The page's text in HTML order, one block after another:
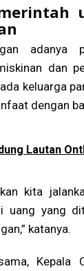
adanya
dan
keluarga
dengan
Lautan
kita
uang yang
katanya.
Kepala